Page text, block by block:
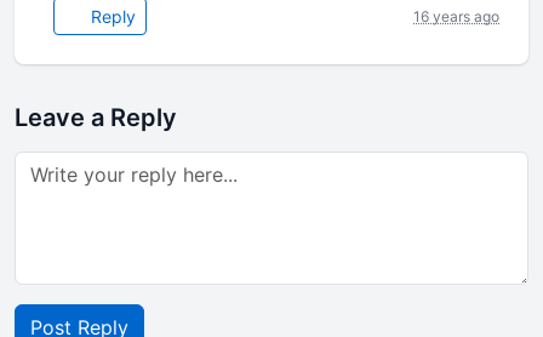
Reply 16 years ago
Leave a Reply
Post Reply